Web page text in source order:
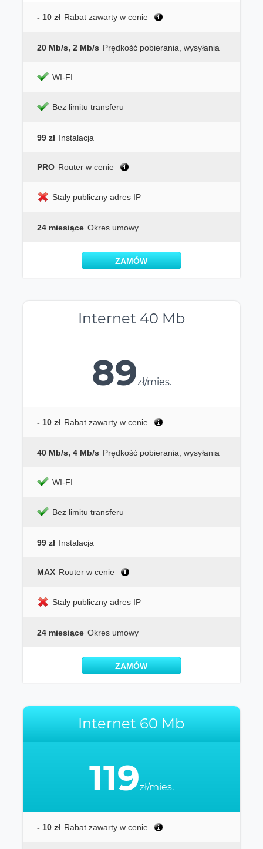
- 10 zł Rabat zawarty w cenie
20 Mb/s, 2 Mb/s Prędkość pobierania, wysyłania
WI-FI
Bez limitu transferu
99 zł Instalacja
PRO Router w cenie
Stały publiczny adres IP
24 miesiące Okres umowy
ZAMÓW
Internet 40 Mb
89zł/mies.
- 10 zł Rabat zawarty w cenie
40 Mb/s, 4 Mb/s Prędkość pobierania, wysyłania
WI-FI
Bez limitu transferu
99 zł Instalacja
MAX Router w cenie
Stały publiczny adres IP
24 miesiące Okres umowy
ZAMÓW
Internet 60 Mb
119zł/mies.
- 10 zł Rabat zawarty w cenie